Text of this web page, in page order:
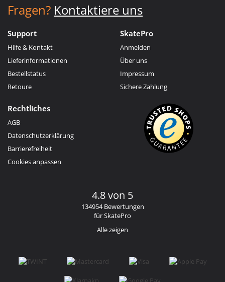
Fragen? Kontaktiere uns
Support
Hilfe & Kontakt
Lieferinformationen
Bestellstatus
Retoure
SkatePro
Anmelden
Über uns
Impressum
Sichere Zahlung
Rechtliches
AGB
Datenschutzerklärung
Barrierefreiheit
Cookies anpassen
4.8 von 5
134954 Bewertungen
für SkatePro
Alle zeigen